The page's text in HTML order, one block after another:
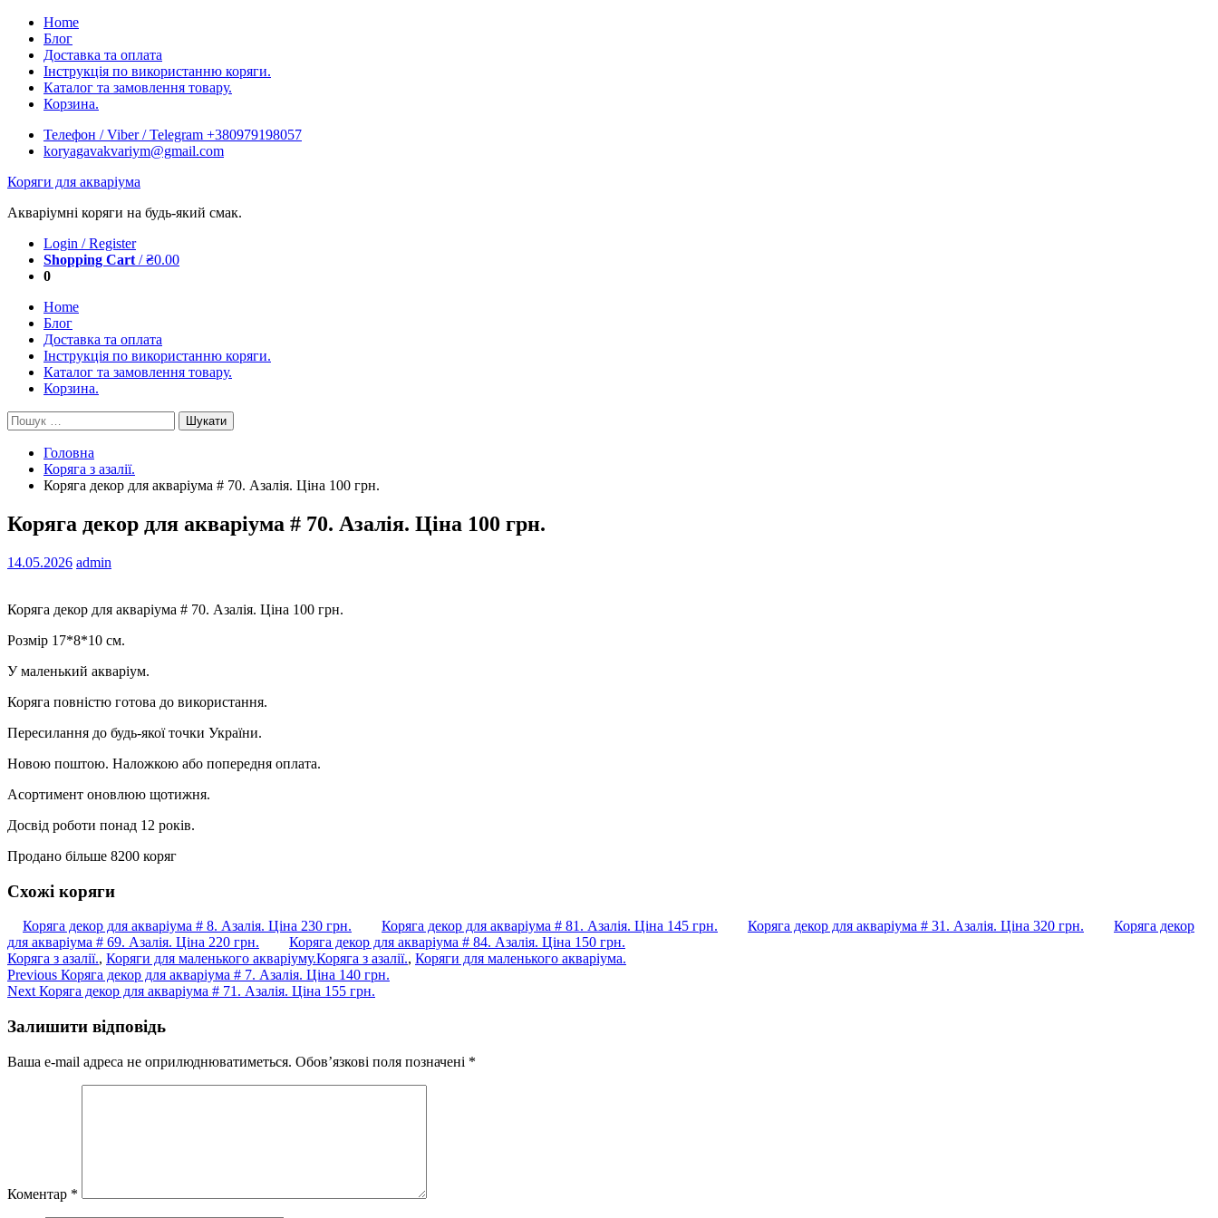
Skip
content
Home
Блог
Доставка та оплата
Інструкція по використанню коряги.
Каталог та замовлення товару.
Корзина.
Телефон / Viber / Telegram +380979198057
koryagavakvariym@gmail.com
Коряги для акваріума
Акваріумні коряги на будь-який смак.
Login / Register
Shopping Cart /₴0.00
0
Home
Блог
Доставка та оплата
Інструкція по використанню коряги.
Каталог та замовлення товару.
Корзина.
Пошук:
Головна
Коряга з азалії.
Коряга декор для акваріума # 70. Азалія. Ціна 100 грн.
Коряга декор для акваріума # 70. Азалія. Ціна 100 грн.
14.05.2026 admin
Коряга декор для акваріума # 70. Азалія. Ціна 100 грн.
Розмір 17*8*10 см.
У маленький акваріум.
Коряга повністю готова до використання.
Пересилання до будь-якої точки України.
Новою поштою. Наложкою або попередня оплата.
Асортимент оновлюю щотижня.
Досвід роботи понад 12 років.
Продано більше 8200 коряг
Схожі коряги
Коряга декор для акваріума # 8. Азалія. Ціна 230 грн. Коряга декор для акваріума # 81. Азалія. Ціна 145 грн. Коряга декор для акваріума # 31. Азалія. Ціна 320 грн.
Коряга декор
для акваріума # 69. Азалія. Ціна 220 грн.
Коряга декор для акваріума # 84. Азалія. Ціна 150 грн.
Коряга з азалії., Коряги для маленького акваріуму.Коряга з азалії., Коряги для маленького акваріума.
Навігація
записів
Previous Previous
post:
Коряга декор для акваріума # 7. Азалія. Ціна 140 грн.
Next Next
Коряга декор для акваріума # 71. Азалія. Ціна 155 грн.
Залишити відповідь
Ваша e-mail адреса не оприлюднюватиметься. Обов’язкові поля позначені *
Коментар *